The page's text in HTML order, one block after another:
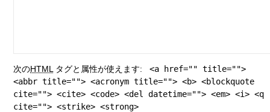
次のHTML タグと属性が使えます:
<a href="" title="">
<abbr title=""> <acronym title=""> <b> <blockquote
cite=""> <cite> <code> <del datetime=""> <em> <i> <q
cite=""> <strike> <strong>